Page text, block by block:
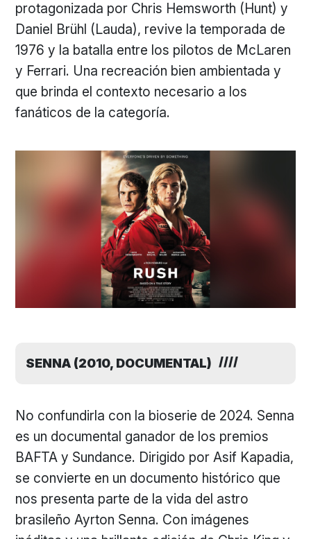
protagonizada por Chris Hemsworth (Hunt) y
Daniel Brühl (Lauda), revive la temporada de
1976 y la batalla entre los pilotos de McLaren
y Ferrari. Una recreación bien ambientada y
que brinda el contexto necesario a los
fanáticos de la categoría.
SENNA (2010, DOCUMENTAL)
No confundirla con la bioserie de 2024. Senna
es un documental ganador de los premios
BAFTA y Sundance. Dirigido por Asif Kapadia,
se convierte en un documento histórico que
nos presenta parte de la vida del astro
brasileño Ayrton Senna. Con imágenes